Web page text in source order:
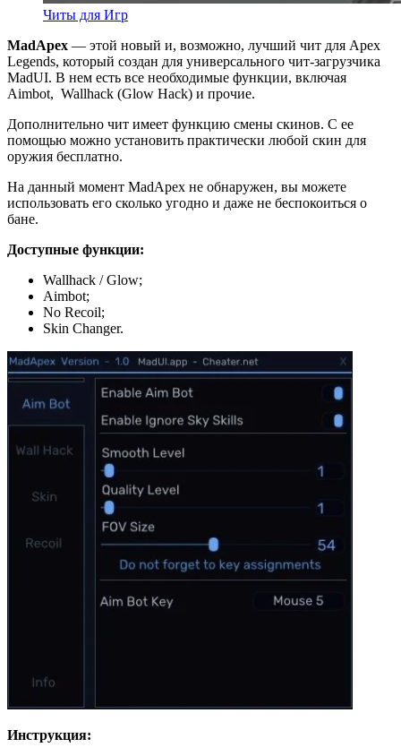
Читы для Игр
MadApex — этой новый и, возможно, лучший чит для Apex
Legends, который создан для универсального чит-загрузчика
MadUI. В нем есть все необходимые функции, включая
Aimbot, Wallhack (Glow Hack) и прочие.
Дополнительно чит имеет функцию смены скинов. С ее
помощью можно установить практически любой скин для
оружия бесплатно.
На данный момент MadApex не обнаружен, вы можете
использовать его сколько угодно и даже не беспокоиться о
бане.
Доступные функции:
Wallhack / Glow;
Aimbot;
No Recoil;
Skin Changer.
Инструкция: